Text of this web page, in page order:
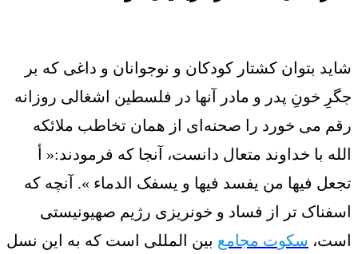
شاید بتوان کشتار کودکان و نوجوانان و داغی که بر
جگرِ خونِ پدر و مادر آنها در فلسطین اشغالی روزانه
رقم می خورد را صحنه‌ای از همان تخاطب ملائکه
الله با خداوند متعال دانست، آنجا که فرمودند:« أ
تجعل فیها من یفسد فیها و یسفک الدماء ». آنچه که
اسفناک تر از فساد و خونریزی رژیم صهیونیستی
است، سکوت مجامع بین المللی است که به این نسل